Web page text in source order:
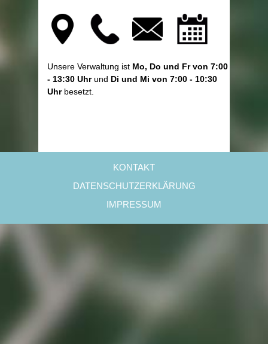
Unsere Verwaltung ist Mo, Do und Fr von 7:00
- 13:30 Uhrund Di und Mi von 7:00 - 10:30
Uhrbesetzt.
KONTAKT
DATENSCHUTZERKLÄRUNG
IMPRESSUM